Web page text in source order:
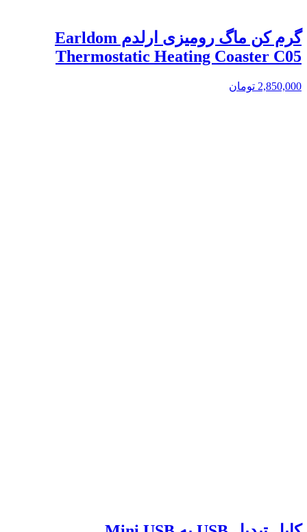
گرم کن ماگ رومیزی ارلدم Earldom
Thermostatic Heating Coaster C05
2,850,000 تومان